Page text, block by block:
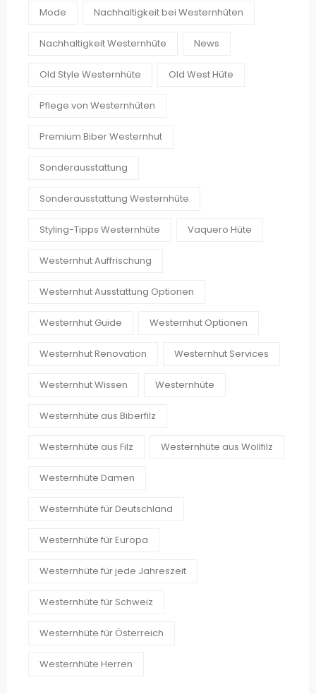
Mode Nachhaltigkeit bei Westernhüten
Nachhaltigkeit Westernhüte News
Old Style Westernhüte Old West Hüte
Pflege von Westernhüten
Premium Biber Westernhut
Sonderausstattung
Sonderausstattung Westernhüte
Styling-Tipps Westernhüte Vaquero Hüte
Westernhut Auffrischung
Westernhut Ausstattung Optionen
Westernhut Guide Westernhut Optionen
Westernhut Renovation Westernhut Services
Westernhut Wissen Westernhüte
Westernhüte aus Biberfilz
Westernhüte aus Filz Westernhüte aus Wollfilz
Westernhüte Damen
Westernhüte für Deutschland
Westernhüte für Europa
Westernhüte für jede Jahreszeit
Westernhüte für Schweiz
Westernhüte für Österreich
Westernhüte Herren